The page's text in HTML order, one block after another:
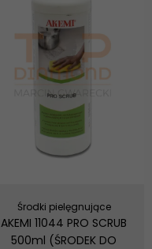
Środki pielęgnujące
AKEMI 11044 PRO SCRUB
500ml (ŚRODEK DO